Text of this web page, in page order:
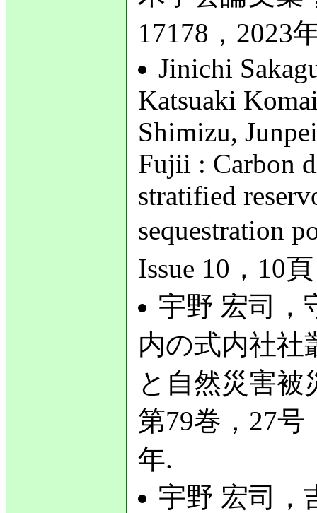
17178，2023
Jinichi
Katsuaki
Shimizu,
Fujii : Carbon
stratified
sequestration
Issue 10，10
宇野 宏司，
内の式内社社
と自然災害被
第79巻，27号
年.
宇野 宏司，